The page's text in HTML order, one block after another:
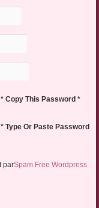
* Copy This Password *
* Type Or Paste Password
parSpam Free Wordpress